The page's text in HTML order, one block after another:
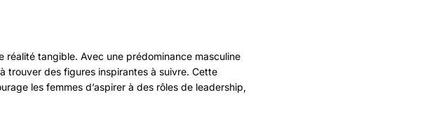
tangible. Avec une prédominance masculine
trouver des figures inspirantes à suivre. Cette
les femmes d’aspirer à des rôles de leadership,